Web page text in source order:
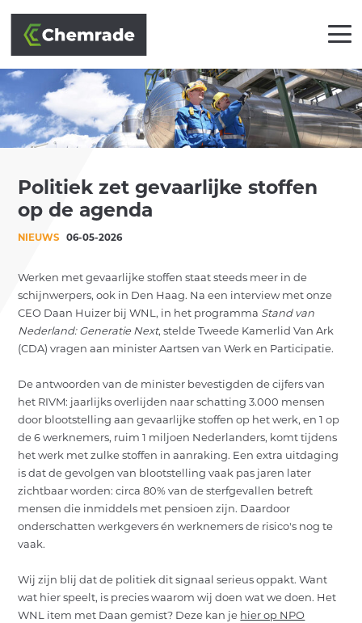
Politiek zet gevaarlijke stoffen
op de agenda
NIEUWS 06-05-2026
Werken met gevaarlijke stoffen staat steeds meer in de
schijnwerpers, ook in Den Haag. Na een interview met onze
CEO Daan Huizer bij WNL, in het programma Stand van
Nederland: Generatie Next, stelde Tweede Kamerlid Van Ark
(CDA) vragen aan minister Aartsen van Werk en Participatie.
De antwoorden van de minister bevestigden de cijfers van
het RIVM: jaarlijks overlijden naar schatting 3.000 mensen
door blootstelling aan gevaarlijke stoffen op het werk, en 1 op
de 6 werknemers, ruim 1 miljoen Nederlanders, komt tijdens
het werk met zulke stoffen in aanraking. Een extra uitdaging
is dat de gevolgen van blootstelling vaak pas jaren later
zichtbaar worden: circa 80% van de sterfgevallen betreft
mensen die inmiddels met pensioen zijn. Daardoor
onderschatten werkgevers én werknemers de risico's nog te
vaak.
Wij zijn blij dat de politiek dit signaal serieus oppakt. Want
wat hier speelt, is precies waarom wij doen wat we doen. Het
WNL item met Daan gemist? Deze kan je hier op NPO
OPLOSSINGEN
BRANCHES
AANPAK
KLANTEN
ACADEMY
OVER ONS
ACTUEEL
CONTACT
NL EN INLOGGEN